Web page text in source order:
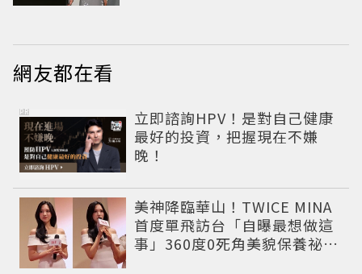
網友都在看
立即諮詢HPV！是對自己健康
最好的投資，把握現在不嫌
晚！
PR
美神降臨華山！TWICE MINA
首度單飛訪台「自曝最想做這
事」360度0死角美貌保養祕訣